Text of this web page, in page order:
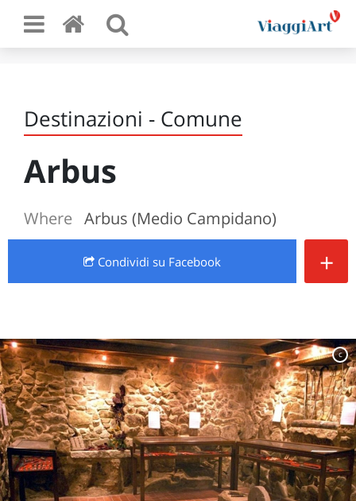
Destinazioni - Comune
Arbus
Where Arbus (Medio Campidano)
Condividi su Facebook +
c